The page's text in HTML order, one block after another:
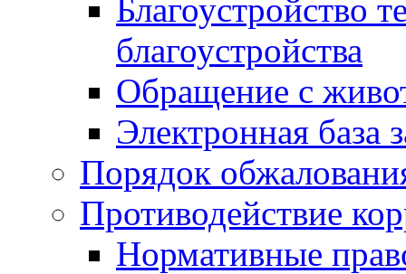
Благоустройство
благоустройства
Обращение с
Электронная база
Порядок
Противодействие
Нормативные